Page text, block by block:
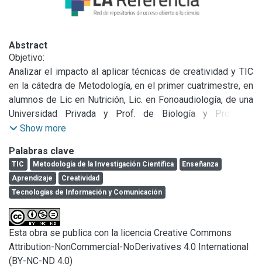
Abstract
Objetivo:
Analizar el impacto al aplicar técnicas de creatividad y TIC
en la cátedra de Metodología, en el primer cuatrimestre, en
alumnos de Lic en Nutrición, Lic. en Fonoaudiología, de una
Universidad Privada y Prof. de Biología y Prof. de
Matemática de un Instituto de Formación Docente Terciario
Materiales y Métodos:
Se realiza un estudio descriptivo y se aplica un diseño
preexperimental con un pre-test y pos-test con un mismo
grupo. La muestra no probabilística por conveniencia está
conformada por 81 alumnos.
Resultados:
Los datos obtenidos de pre y pos-test de creatividad son
analizados en forma uni, bi y multivariada. Se puede
concluir que existe una diferencia significativa entre el pre
Show more
Palabras clave
TIC Metodología de la Investigación Científica
Enseñanza
Aprendizaje
Creatividad
Tecnologías de Información y Comunicación
Esta obra se publica con la licencia Creative Commons
Attribution-NonCommercial-NoDerivatives 4.0 International
(BY-NC-ND 4.0)